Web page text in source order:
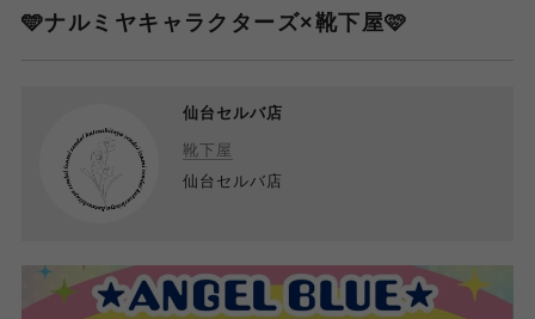
🩵ナルミヤキャラクターズ×靴下屋🩷
仙台セルバ店
靴下屋
仙台セルバ店